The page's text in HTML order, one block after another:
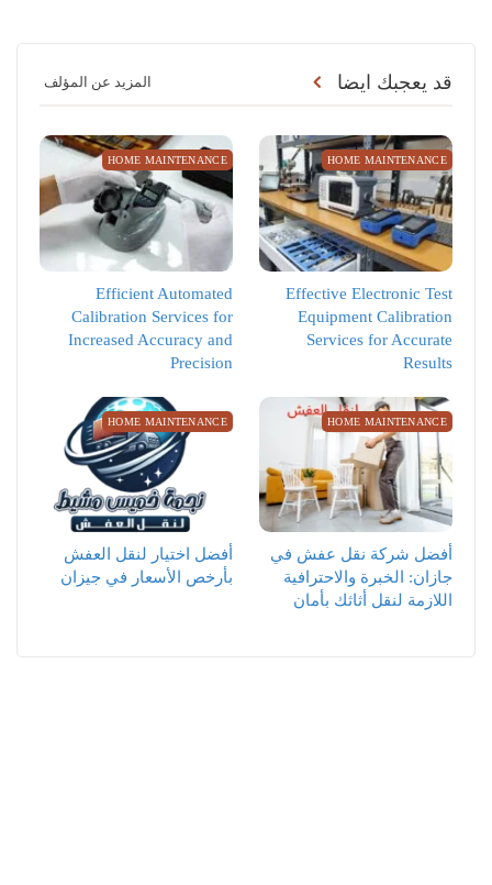
قد يعجبك ايضا المزيد عن المؤلف
HOME MAINTENANCE
Effective Electronic Test
Equipment Calibration
Services for Accurate
Results
HOME MAINTENANCE
Efficient Automated
Calibration Services for
Increased Accuracy and
Precision
HOME MAINTENANCE
أفضل شركة نقل عفش في
جازان: الخبرة والاحترافية
اللازمة لنقل أثاثك بأمان
HOME MAINTENANCE
أفضل اختيار لنقل العفش
بأرخص الأسعار في جيزان